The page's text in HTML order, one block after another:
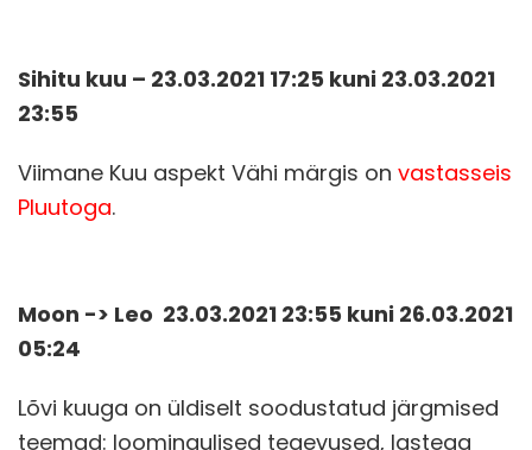
Sihitu kuu – 23.03.2021 17:25 kuni 23.03.2021
23:55
Viimane Kuu aspekt Vähi märgis on vastasseis
Pluutoga.
Moon -> Leo 23.03.2021 23:55 kuni 26.03.2021
05:24
Lõvi kuuga on üldiselt soodustatud järgmised
teemad: loomingulised tegevused, lastega